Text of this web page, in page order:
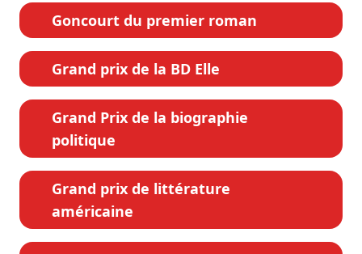
Goncourt du premier roman
Grand prix de la BD Elle
Grand Prix de la biographie
politique
Grand prix de littérature
américaine